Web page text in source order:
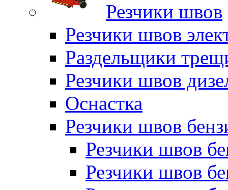
Резчики швов
Резчики швов
Раздельщики
Резчики швов
Оснастка
Резчики швов
Резчики швов
Резчики швов